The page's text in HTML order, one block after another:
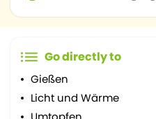
Go directly to
Gießen
Licht und Wärme